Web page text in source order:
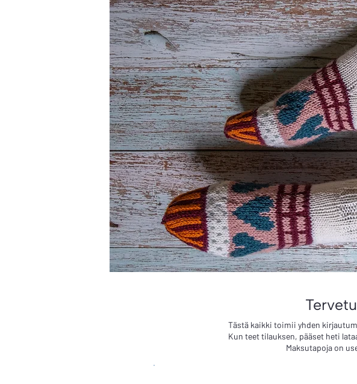
Tästä kaikki toimii yhden
Kun teet tilauksen, pääset heti
Maksutapoja on